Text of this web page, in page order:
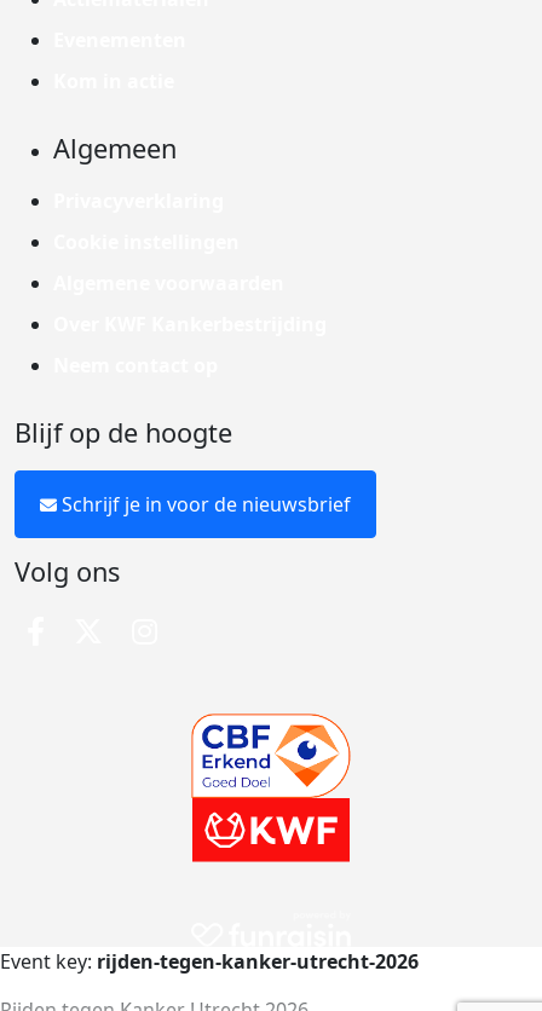
Algemeen
Blijf op de hoogte
Schrijf je in voor de nieuwsbrief
Volg ons
Event key: rijden-tegen-kanker-utrecht-2026